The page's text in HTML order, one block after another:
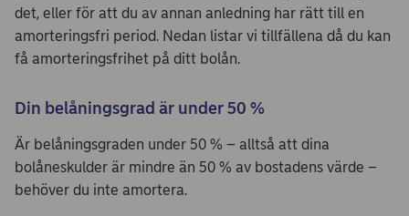
det, eller för att du av annan anledning har rätt till en
amorteringsfri period. Nedan listar vi tillfällena då du kan
få amorteringsfrihet på ditt bolån.
Din belåningsgrad är under 50 %
Är belåningsgraden under 50 % – alltså att dina
bolåneskulder är mindre än 50 % av bostadens värde –
behöver du inte amortera.